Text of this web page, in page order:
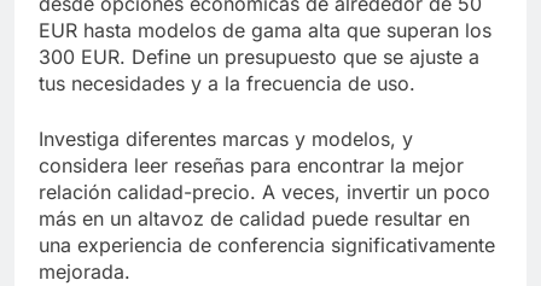
EUR hasta modelos de gama alta que superan los
300 EUR. Define un presupuesto que se ajuste a
tus necesidades y a la frecuencia de uso.
Investiga diferentes marcas y modelos, y
considera leer reseñas para encontrar la mejor
relación calidad-precio. A veces, invertir un poco
más en un altavoz de calidad puede resultar en
una experiencia de conferencia significativamente
mejorada.